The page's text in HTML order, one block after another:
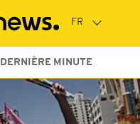
DERNIÈRE MINUTE